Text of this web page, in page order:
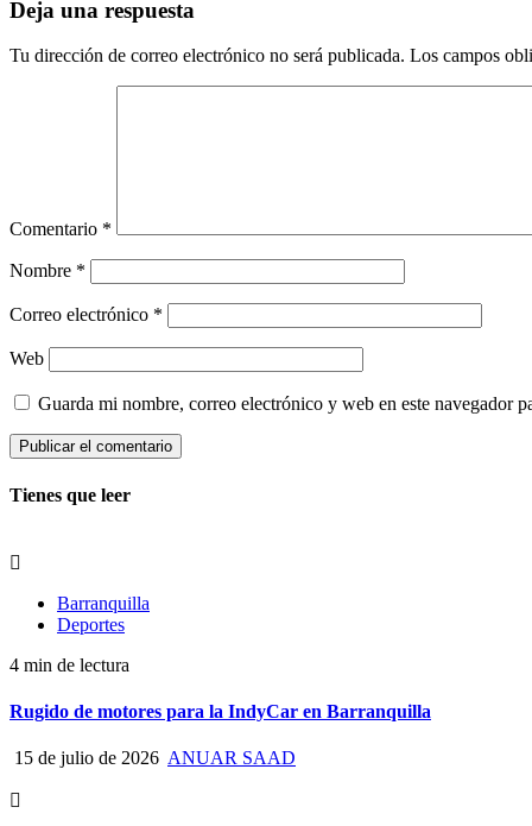
Deja una respuesta
Tu dirección de correo electrónico no será publicada. Los campos
Comentario *
Nombre *
Correo electrónico *
Web
Guarda mi nombre, correo electrónico y web en este navegador
Tienes que leer
Barranquilla
Deportes
4 min de lectura
Rugido de motores para la IndyCar en Barranquilla
15 de julio de 2026 ANUAR SAAD